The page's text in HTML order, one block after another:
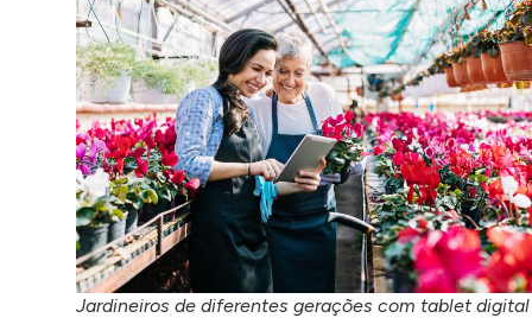
Jardineiros de diferentes gerações com tablet digital